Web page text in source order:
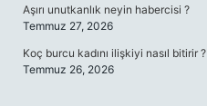
Aşırı unutkanlık neyin habercisi ?
Temmuz 27, 2026
Koç burcu kadını ilişkiyi nasıl bitirir ?
Temmuz 26, 2026